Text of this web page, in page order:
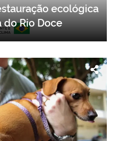
ecológica
Rio Doce